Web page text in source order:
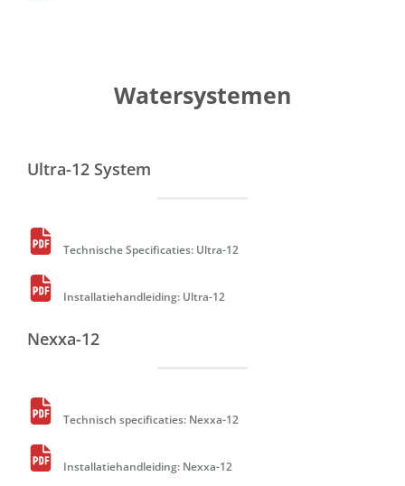
Watersystemen
Ultra-12 System
Technische Specificaties: Ultra-12
Installatiehandleiding: Ultra-12
Nexxa-12
Technisch specificaties: Nexxa-12
Installatiehandleiding: Nexxa-12